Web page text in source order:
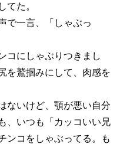
てた。
で一言、「しゃぶっ
コにしゃぶりつきまし
を鷲掴みにして、肉感を
ないけど、顎が悪い自分
、いつも「カッコいい兄
ンコをしゃぶってる。も